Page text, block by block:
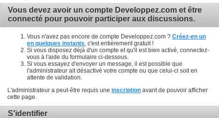
Vous devez avoir un compte Developpez.com et être
connecté pour pouvoir participer aux discussions.
Vous n'avez pas encore de compte Developpez.com ? Créez-en un
en quelques instants , c'est entièrement gratuit !
Si vous disposez déjà d'un compte et qu'il est bien activé, connectez-
vous à l'aide du formulaire ci-dessous.
Si vous essayez d'envoyer un message, il est possible que
l'administrateur ait désactivé votre compte ou que celui-ci soit en
attente de validation.
L'administrateur a peut-être requis une inscription avant de pouvoir afficher
cette page.
S'identifier